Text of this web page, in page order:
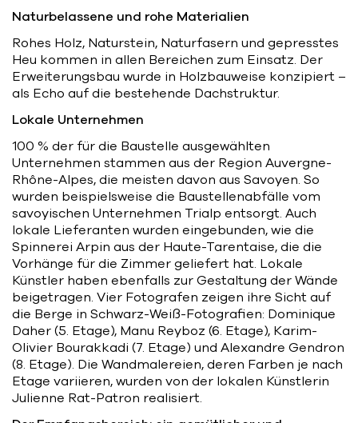
Naturbelassene und rohe Materialien
Rohes Holz, Naturstein, Naturfasern und gepresstes
Heu kommen in allen Bereichen zum Einsatz. Der
Erweiterungsbau wurde in Holzbauweise konzipiert –
als Echo auf die bestehende Dachstruktur.
Lokale Unternehmen
100 % der für die Baustelle ausgewählten
Unternehmen stammen aus der Region Auvergne-
Rhône-Alpes, die meisten davon aus Savoyen. So
wurden beispielsweise die Baustellenabfälle vom
savoyischen Unternehmen Trialp entsorgt. Auch
lokale Lieferanten wurden eingebunden, wie die
Spinnerei Arpin aus der Haute-Tarentaise, die die
Vorhänge für die Zimmer geliefert hat. Lokale
Künstler haben ebenfalls zur Gestaltung der Wände
beigetragen. Vier Fotografen zeigen ihre Sicht auf
die Berge in Schwarz-Weiß-Fotografien: Dominique
Daher (5. Etage), Manu Reyboz (6. Etage), Karim-
Olivier Bourakkadi (7. Etage) und Alexandre Gendron
(8. Etage). Die Wandmalereien, deren Farben je nach
Etage variieren, wurden von der lokalen Künstlerin
Julienne Rat-Patron realisiert.